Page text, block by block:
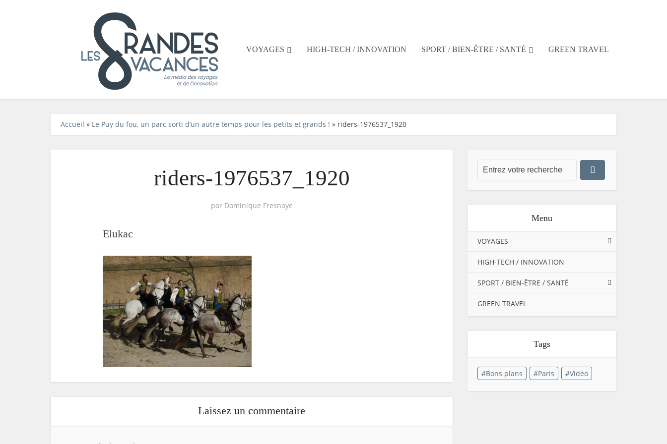
VOYAGES HIGH-TECH / INNOVATION SPORT / BIEN-ÊTRE / SANTÉ GREEN TRAVEL
Accueil » Le Puy du fou, un parc sorti d’un autre temps pour les petits et grands ! » riders-1976537_1920
riders-1976537_1920
par Dominique Fresnaye
Elukac
Laissez un commentaire
Menu
VOYAGES
HIGH-TECH / INNOVATION
SPORT / BIEN-ÊTRE / SANTÉ
GREEN TRAVEL
Tags
Bons plans Paris Vidéo